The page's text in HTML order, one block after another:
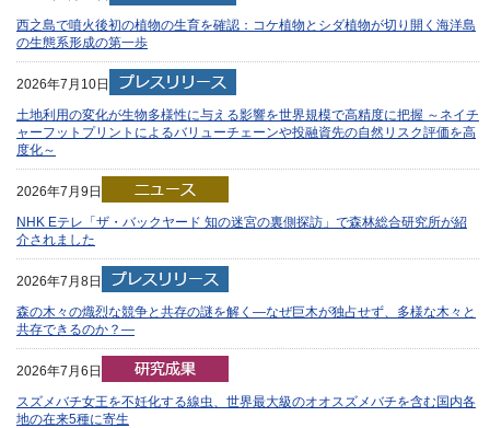
西之島で噴火後初の植物の生育を確認：コケ植物とシダ植物が切り開く海洋島
の生態系形成の第一歩
2026年7月10日
土地利用の変化が生物多様性に与える影響を世界規模で高精度に把握 ～ネイチ
ャーフットプリントによるバリューチェーンや投融資先の自然リスク評価を高
度化～
2026年7月9日
NHK Eテレ「ザ・バックヤード 知の迷宮の裏側探訪」で森林総合研究所が紹
介されました
2026年7月8日
森の木々の熾烈な競争と共存の謎を解く—なぜ巨木が独占せず、多様な木々と
共存できるのか？—
2026年7月6日
スズメバチ女王を不妊化する線虫、世界最大級のオオスズメバチを含む国内各
地の在来5種に寄生